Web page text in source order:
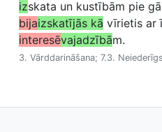
izskata un kustībām pie
bijaizskatījās kā vīrietis ar
interesēvajadzībām.
3. Vārddarināšana; 7.3.